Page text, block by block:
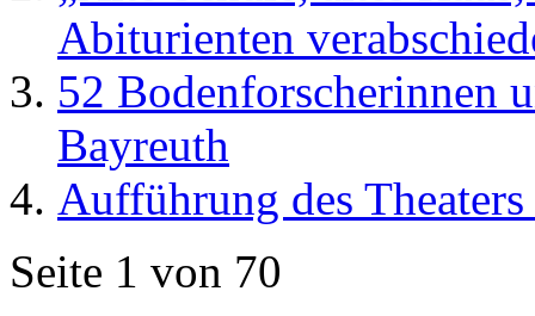
Abiturienten
52 Bodenforscherinnen
Bayreuth
Aufführung des
Seite 1 von 70